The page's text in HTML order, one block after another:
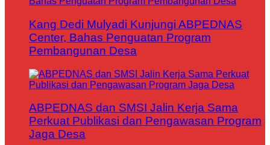
Kang Dedi Mulyadi Kunjungi ABPEDNAS
Center, Bahas Penguatan Program
Pembangunan Desa
ABPEDNAS dan SMSI Jalin Kerja Sama
Perkuat Publikasi dan Pengawasan Program
Jaga Desa